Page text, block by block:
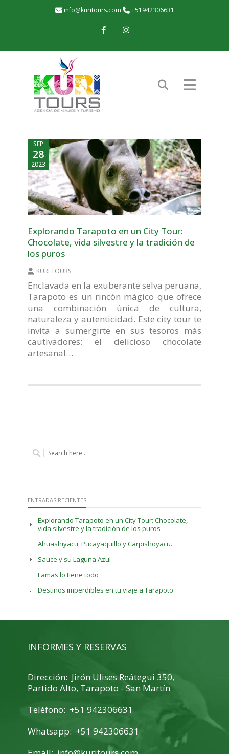
info@kuritours.com +51942306631
FacebookInstagram
SEP
28
2023
Explorando Tarapoto en un City Tour:
Chocolate, vida silvestre y la tradición de
los puros
KURI TOURS
Enclavada en la exuberante selva peruana,
Tarapoto es un rincón mágico que ofrece
una combinación única de cultura,
naturaleza y autenticidad. Este city tour te
invita a sumergirte en sus tesoros más
cautivadores: el delicioso chocolate
artesanal…
ENTRADAS RECIENTES
Explorando Tarapoto en un City Tour: Chocolate,
vida silvestre y la tradición de los puros
Ahuashiyacu, Pucayaquillo y Carpishoyacu.
Sauce y su Laguna Azul
Lamas lo tiene todo
Destinos imperdibles en tu viaje a Tarapoto
INFORMES Y RESERVAS
Dirección: Jirón Ulises Reátegui 350,
Partido Alto, Tarapoto - San Martín
Teléfono: +51 942306631
Whatsapp: +51 942306631